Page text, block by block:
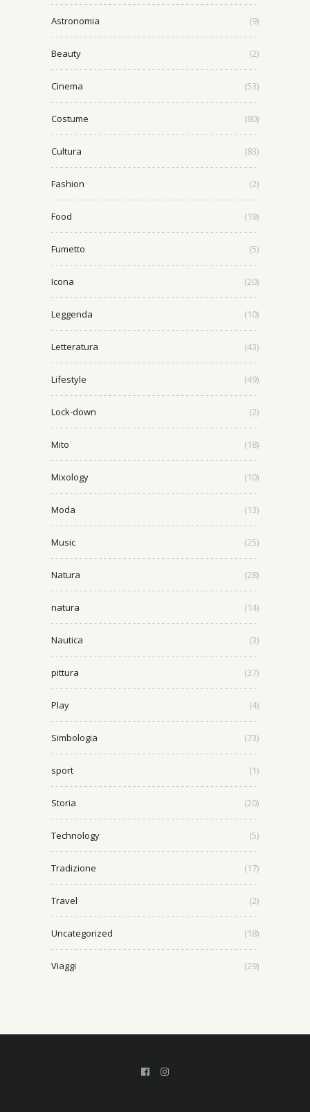
Astronomia (9)
Beauty (2)
Cinema (53)
Costume (80)
Cultura (83)
Fashion (2)
Food (19)
Fumetto (5)
Icona (20)
Leggenda (10)
Letteratura (43)
Lifestyle (49)
Lock-down (2)
Mito (18)
Mixology (10)
Moda (13)
Music (25)
Natura (28)
natura (14)
Nautica (3)
pittura (37)
Play (4)
Simbologia (73)
sport (1)
Storia (20)
Technology (5)
Tradizione (17)
Travel (2)
Uncategorized (18)
Viaggi (29)